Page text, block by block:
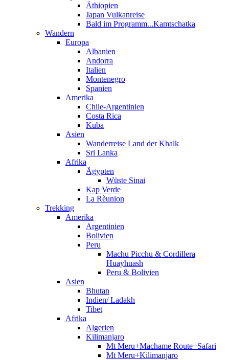
Äthiopien
Japan Vulkanreise
Bald im Programm...Kamtschatka
Wandern
Europa
Albanien
Andorra
Italien
Montenegro
Spanien
Amerika
Chile-Argentinien
Costa Rica
Kuba
Asien
Wanderreise Land der Khalk
Sri Lanka
Afrika
Ägypten
Wüste Sinai
Kap Verde
La Rèunion
Trekking
Amerika
Argentinien
Bolivien
Peru
Machu Picchu & Cordillera
Huayhuash
Peru & Bolivien
Asien
Bhutan
Indien/ Ladakh
Tibet
Afrika
Algerien
Kilimanjaro
Mt Meru+Machame Route+Safari
Mt Meru+Kilimanjaro